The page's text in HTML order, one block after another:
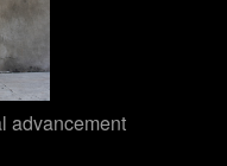
advancement